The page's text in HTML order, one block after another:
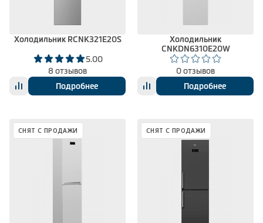
Холодильник RCNK321E20S
5.00
8 отзывов
Подробнее
Холодильник
CNKDN6310E20W
0 отзывов
Подробнее
СНЯТ С ПРОДАЖИ СНЯТ С ПРОДАЖИ